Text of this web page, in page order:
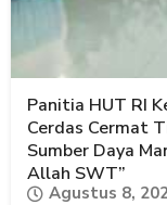
Panitia HUT RI
Cerdas Cermat
Sumber Daya
Allah SWT”
Agustus 8,